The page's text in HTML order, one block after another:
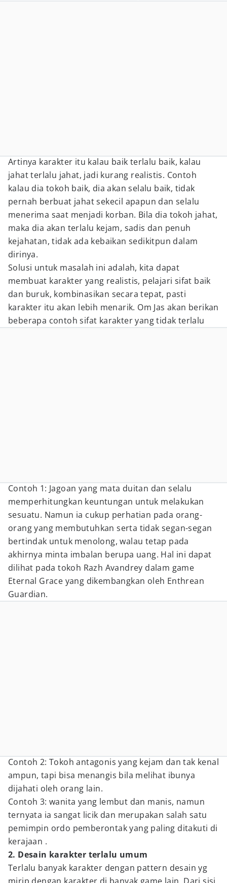
Artinya karakter itu kalau baik terlalu baik, kalau
jahat terlalu jahat, jadi kurang realistis. Contoh
kalau dia tokoh baik, dia akan selalu baik, tidak
pernah berbuat jahat sekecil apapun dan selalu
menerima saat menjadi korban. Bila dia tokoh jahat,
maka dia akan terlalu kejam, sadis dan penuh
kejahatan, tidak ada kebaikan sedikitpun dalam
dirinya.
Solusi untuk masalah ini adalah, kita dapat
membuat karakter yang realistis, pelajari sifat baik
dan buruk, kombinasikan secara tepat, pasti
karakter itu akan lebih menarik. Om Jas akan berikan
beberapa contoh sifat karakter yang tidak terlalu
Contoh 1: Jagoan yang mata duitan dan selalu
memperhitungkan keuntungan untuk melakukan
sesuatu. Namun ia cukup perhatian pada orang-
orang yang membutuhkan serta tidak segan-segan
bertindak untuk menolong, walau tetap pada
akhirnya minta imbalan berupa uang. Hal ini dapat
dilihat pada tokoh Razh Avandrey dalam game
Eternal Grace yang dikembangkan oleh Enthrean
Guardian.
Contoh 2: Tokoh antagonis yang kejam dan tak kenal
ampun, tapi bisa menangis bila melihat ibunya
dijahati oleh orang lain.
Contoh 3: wanita yang lembut dan manis, namun
ternyata ia sangat licik dan merupakan salah satu
pemimpin ordo pemberontak yang paling ditakuti di
kerajaan .
2. Desain karakter terlalu umum
Terlalu banyak karakter dengan pattern desain yg